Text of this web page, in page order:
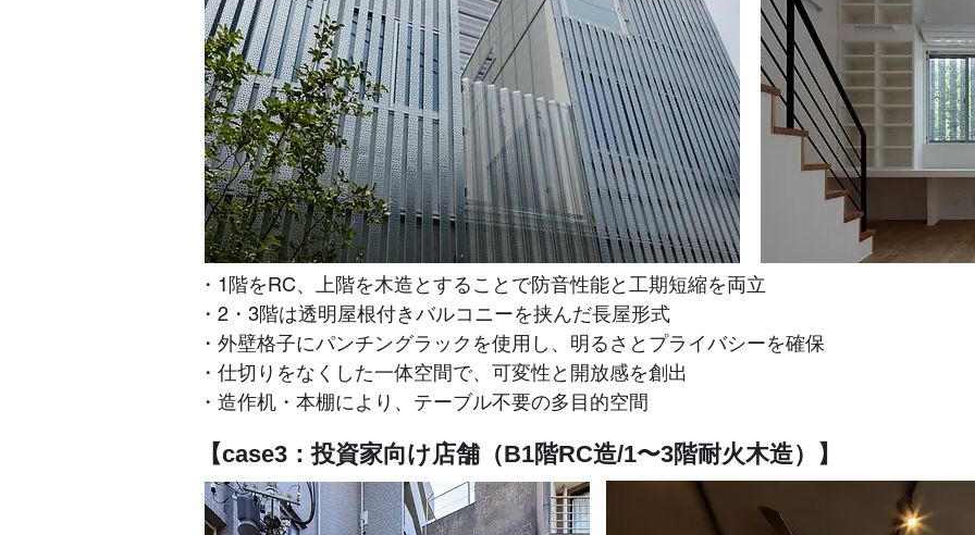
・1階をRC、上階を木造とすることで防音性能と工期短縮を両立
・2・3階は透明屋根付きバルコニーを挟んだ長屋形式
・外壁格子にパンチングラックを使用し、明るさとプライバシーを確保
・仕切りをなくした一体空間で、可変性と開放感を創出
​・造作机・本棚により、テーブル不要の多目的空間
【case3：投資家向け店舗（B1階RC造/1〜3階耐火木造）】